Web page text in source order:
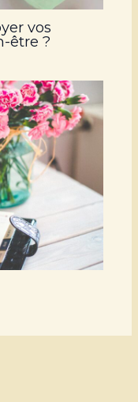
vos
être ?